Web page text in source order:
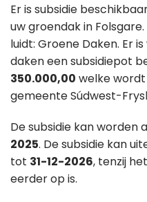
Er is subsidie
uw groendak in
luidt: Groene Daken. Er
daken een subsidiepot
350.000,00 welke
gemeente Súdwest-
De subsidie kan worden
2025. De subsidie kan
tot 31-12-2026, tenzij
eerder op is.